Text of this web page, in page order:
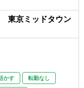
東京ミッドタウン
かす 転勤なし